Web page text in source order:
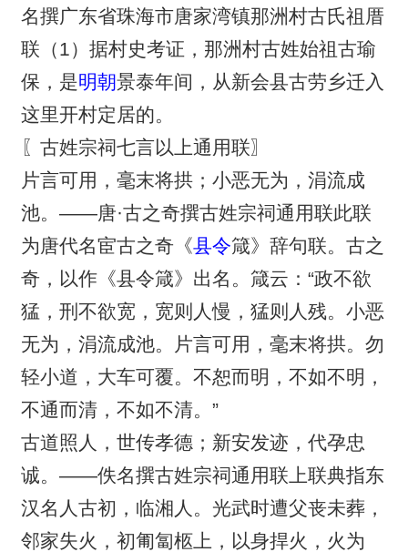
名撰广东省珠海市唐家湾镇那洲村古氏祖厝
联（1）据村史考证，那洲村古姓始祖古瑜
保，是明朝景泰年间，从新会县古劳乡迁入
这里开村定居的。
〖古姓宗祠七言以上通用联〗
片言可用，毫末将拱；小恶无为，涓流成
池。——唐·古之奇撰古姓宗祠通用联此联
为唐代名宦古之奇《县令箴》辞句联。古之
奇，以作《县令箴》出名。箴云：“政不欲
猛，刑不欲宽，宽则人慢，猛则人残。小恶
无为，涓流成池。片言可用，毫末将拱。勿
轻小道，大车可覆。不恕而明，不如不明，
不通而清，不如不清。”
古道照人，世传孝德；新安发迹，代孕忠
诚。——佚名撰古姓宗祠通用联上联典指东
汉名人古初，临湘人。光武时遭父丧未葬，
邻家失火，初匍匐柩上，以身捍火，火为